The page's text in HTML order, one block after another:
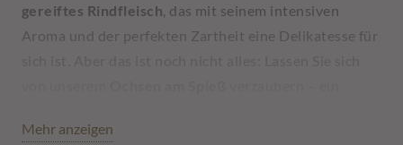
gereiftes Rindfleisch , das mit seinem intensiven
Aroma und der perfekten Zartheit eine Delikatesse für
zarte Fleisch vor der Feuerwand langsam vor sich hin
Mehr anzeigen